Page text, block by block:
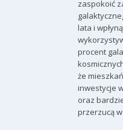
zaspokoić
lata i
procent
że
inwestycje
oraz
przerzucą w